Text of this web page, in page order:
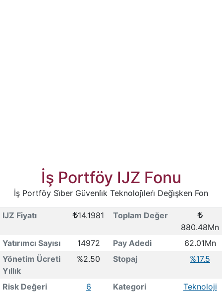
İş Portföy IJZ Fonu
İş Portföy Si̇ber Güvenli̇k Teknoloji̇leri̇ Deği̇şken Fon
IJZ Fiyatı 14.1981
Toplam Değer
880.48Mn
Yatırımcı Sayısı
14972 Pay Adedi
62.01Mn
Yönetim Ücreti
Yıllık
%2.50 Stopaj %17.5
Risk Değeri 6 Kategori
Teknoloji